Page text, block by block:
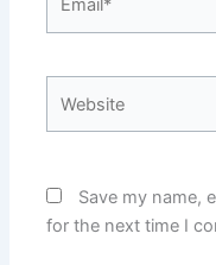
Save my name,
for the next time I